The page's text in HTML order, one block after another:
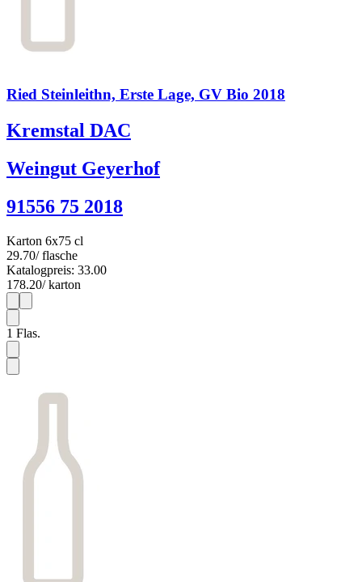
Ried Steinleithn, Erste Lage, GV Bio 2018
Kremstal DAC
Weingut Geyerhof
91556 75 2018
Karton 6x75 cl
29.70/ flasche
Katalogpreis: 33.00
178.20/ karton
1
1 Flas.